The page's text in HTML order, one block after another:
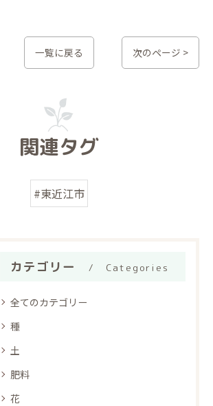
一覧に戻る 次のページ >
関連タグ
#東近江市
カテゴリー Categories
全てのカテゴリー
種
土
肥料
花